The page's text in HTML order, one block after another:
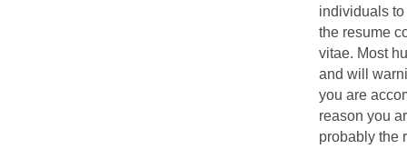
individuals
the resume
vitae. Most
and will
you are
reason you
probably the